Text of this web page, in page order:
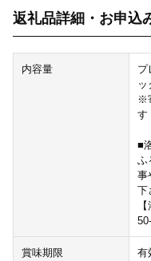
返礼品詳細・お申込
内容量
プ
※
す
■
ふ
事
下
賞味期限 有